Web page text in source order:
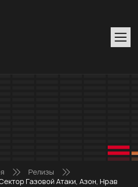
Релизы
Газовой Атаки, Азон, Нрав